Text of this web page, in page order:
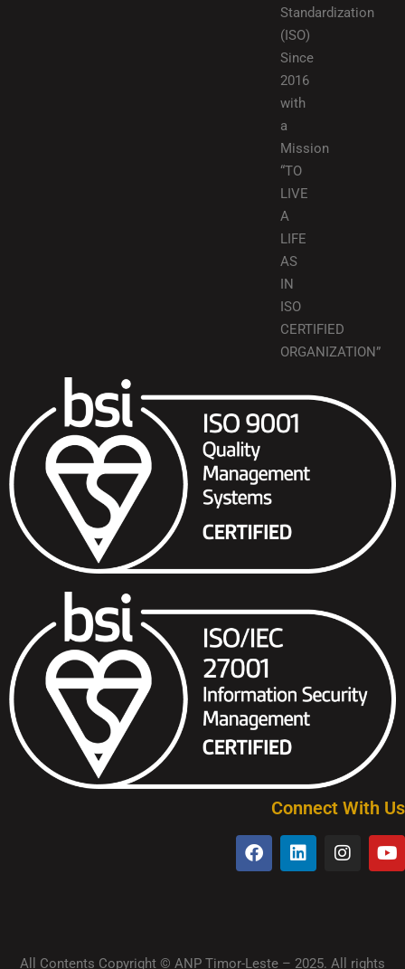
Standardization
(ISO)
Since
2016
with
a
Mission
“TO
LIVE
A
LIFE
AS
IN
ISO
CERTIFIED
ORGANIZATION”
Connect With Us
All Contents Copyright © ANP Timor-Leste – 2025. All rights